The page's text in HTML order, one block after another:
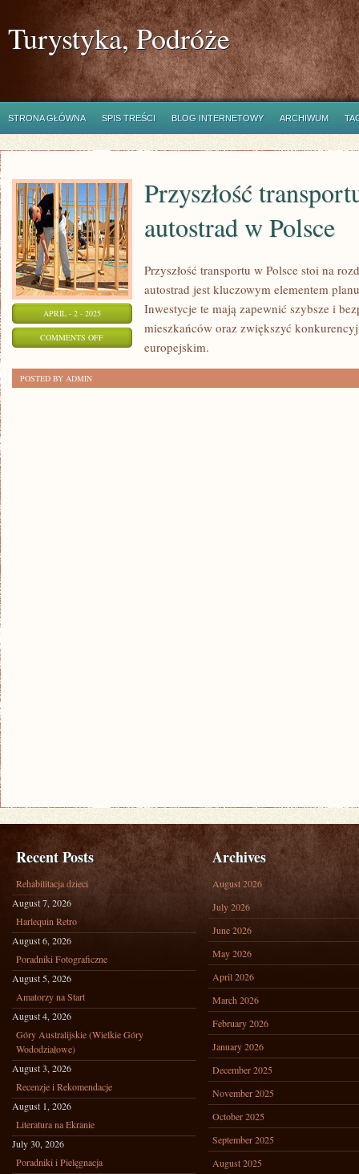
Turystyka, Podróże
STRONA GŁÓWNA SPIS TREŚCI BLOG INTERNETOWY ARCHIWUM
APRIL - 2 - 2025
COMMENTS OFFON
Przyszłość
autostrad w Polsce
Przyszłość transportu w Polsce stoi na
autostrad jest kluczowym elementem
Inwestycje te mają zapewnić szybsze i
mieszkańców oraz zwiększyć
europejskim.
POSTED BY ADMIN
Recent Posts
Rehabilitacja dzieci
August 7, 2026
Harlequin Retro
August 6, 2026
Poradniki Fotograficzne
August 5, 2026
Amatorzy na Start
August 4, 2026
Góry Australijskie (Wielkie Góry
Wododziałowe)
August 3, 2026
Recenzje i Rekomendacje
August 1, 2026
Literatura na Ekranie
July 30, 2026
Poradniki i Pielęgnacja
Archives
August 2026
July 2026
June 2026
May 2026
April 2026
March 2026
February 2026
January 2026
December 2025
November 2025
October 2025
September 2025
August 2025